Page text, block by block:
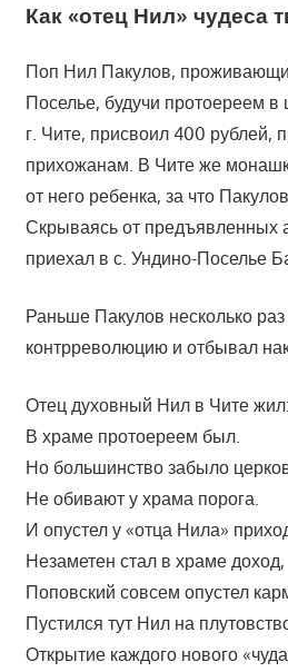
Как «отец Нил» чудеса
Поп Нил Пакулов,
Поселье, будучи протоереем в
г. Чите, присвоил 400 рублей,
прихожанам. В Чите же
от него ребенка, за что
Скрываясь от предъявленных
приехал в с. Ундино-Поселье
Раньше Пакулов несколько
контрреволюцию и отбывал
Отец духовный Нил в Чите жил:
В храме протоереем был.
Но большинство забыло
Не обивают у храма порога.
И опустел у «отца Нила»
Незаметен стал в храме доход,
Поповский совсем опустел
Пустился тут Нил на
Открытие каждого нового